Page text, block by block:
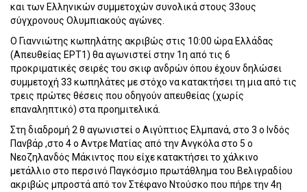
και των Ελληνικών συμμετοχών συνολικά στους 33ους
σύγχρονους Ολυμπιακούς αγώνες.
Ο Γιαννιώτης κωπηλάτης ακριβώς στις 10:00 ώρα Ελλάδας
(Απευθείας ΕΡΤ1) θα αγωνιστεί στην 1η από τις 6
προκριματικές σειρές του σκιφ ανδρών όπου έχουν δηλώσει
συμμετοχή 33 κωπηλάτες με στόχο να κατακτήσει τη μια από τις
τρεις πρώτες θέσεις που οδηγούν απευθείας (χωρίς
επαναληπτικό) στα προημιτελικά.
Στη διαδρομή 2 θ αγωνιστεί ο Αιγύπτιος Ελμπανά, στο 3 ο Ινδός
Πανβάρ ,στο 4 ο Αντρε Ματίας από την Ανγκόλα στο 5 ο
Νεοζηλανδός Μάκιντος που είχε κατακτήσει το χάλκινο
μετάλλιο στο περσινό Παγκόσμιο πρωτάθλημα του Βελιγραδίου
ακριβώς μπροστά από τον Στέφανο Ντούσκο που πήρε την 4η